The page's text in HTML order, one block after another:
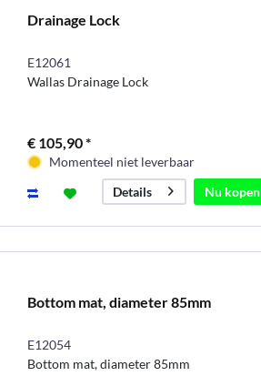
Drainage Lock
E12061
Wallas Drainage Lock
€ 105,90 *
Momenteel niet leverbaar
Details
Nu kopen
Bottom mat, diameter 85mm
E12054
Bottom mat, diameter 85mm